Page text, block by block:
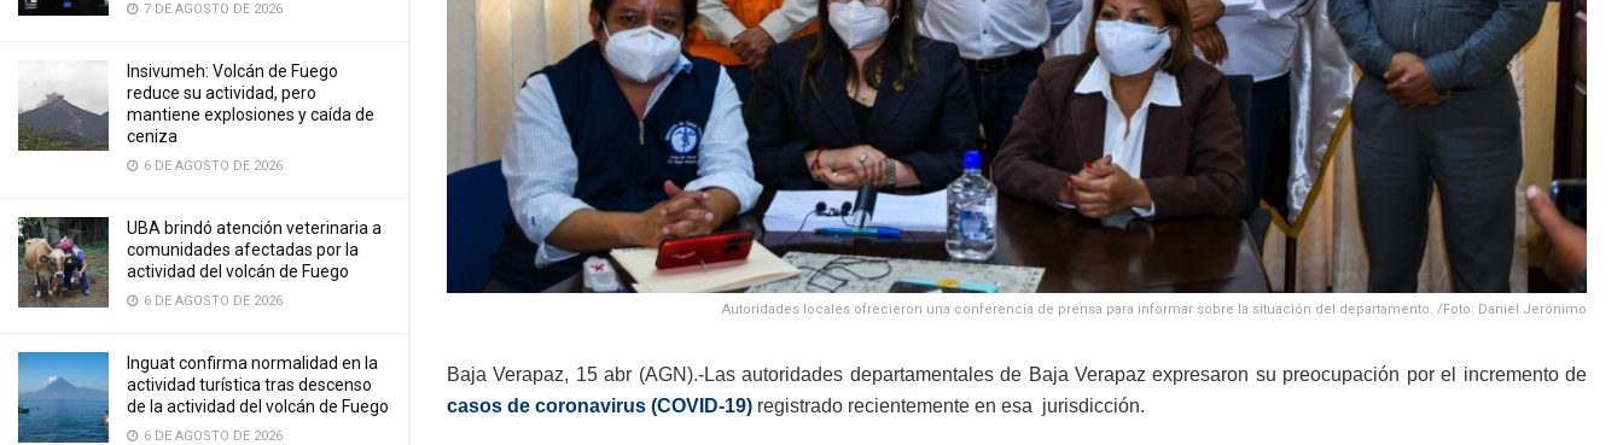
7 DE AGOSTO DE 2026
Insivumeh: Volcán de Fuego
reduce su actividad, pero
mantiene explosiones y caída de
ceniza
6 DE AGOSTO DE 2026
UBA brindó atención veterinaria a
comunidades afectadas por la
actividad del volcán de Fuego
6 DE AGOSTO DE 2026
Inguat confirma normalidad en la
actividad turística tras descenso
de la actividad del volcán de Fuego
6 DE AGOSTO DE 2026
Autoridades locales ofrecieron una conferencia de prensa para informar sobre la situación del departamento. /Foto: Daniel Jerónimo
Baja Verapaz, 15 abr (AGN).-Las autoridades departamentales de Baja Verapaz expresaron su preocupación por el incremento de
casos de coronavirus (COVID-19) registrado recientemente en esa jurisdicción.